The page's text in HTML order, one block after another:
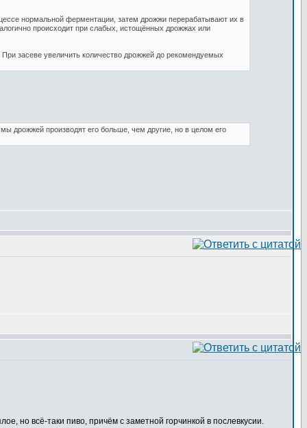
нормальной ферментации, затем дрожжи перерабатывают их в
происходит при слабых, истощённых дрожжах или
засеве увеличить количество дрожжей до рекомендуемых
дрожжей производят его больше, чем другие, но в целом его
но всё-таки пиво, причём с заметной горчинкой в послевкусии.